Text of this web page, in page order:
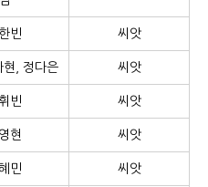
빈 씨앗
현, 정다은 씨앗
빈 씨앗
현 씨앗
민 씨앗